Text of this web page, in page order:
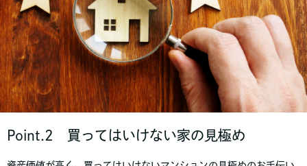
Point.2 買ってはいけない家の見極め